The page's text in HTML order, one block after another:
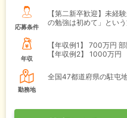
応募条件
【第二新卒歓迎】未経
の勉強は初めて」という
年収
【年収例1】
700万円
【年収例2】
1000万円
勤務地
全国47都道府県の駐屯